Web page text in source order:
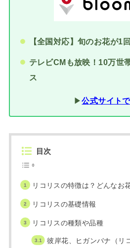
【全国対応】旬のお花が1
テレビCMも放映！10万世
ス
▶︎公式サイト
目次
リコリスの特徴は？どんなお
リコリスの基礎情報
リコリスの種類や品種
彼岸花、ヒガンバナ（リ